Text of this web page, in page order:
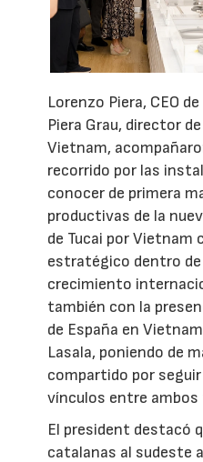
Lorenzo Piera, CEO
Piera Grau, director
Vietnam,
recorrido por las
conocer de primera
productivas de la
de Tucai por Vietnam
estratégico dentro de
crecimiento
también con la
de España en
Lasala, poniendo de
compartido por
vínculos entre
El president destacó
catalanas al sudeste